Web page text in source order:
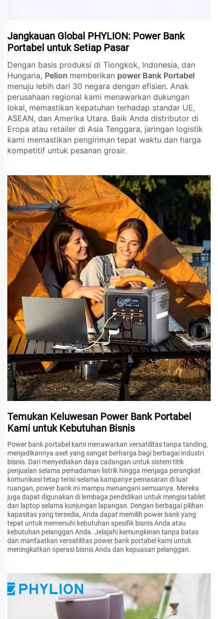
Jangkauan Global PHYLION: Power Bank
Portabel untuk Setiap Pasar
Dengan basis produksi di Tiongkok, Indonesia, dan
Hungaria, Pelion memberikan power Bank Portabel
menuju lebih dari 30 negara dengan efisien. Anak
perusahaan regional kami menawarkan dukungan
lokal, memastikan kepatuhan terhadap standar UE,
ASEAN, dan Amerika Utara. Baik Anda distributor di
Eropa atau retailer di Asia Tenggara, jaringan logistik
kami memastikan pengiriman tepat waktu dan harga
kompetitif untuk pesanan grosir.
Temukan Keluwesan Power Bank Portabel
Kami untuk Kebutuhan Bisnis
Power bank portabel kami menawarkan versatilitas tanpa tanding,
menjadikannya aset yang sangat berharga bagi berbagai industri
bisnis. Dari menyediakan daya cadangan untuk sistem titik
penjualan selama pemadaman listrik hingga menjaga perangkat
komunikasi tetap terisi selama kampanye pemasaran di luar
ruangan, power bank ini mampu menangani semuanya. Mereka
juga dapat digunakan di lembaga pendidikan untuk mengisi tablet
dan laptop selama kunjungan lapangan. Dengan berbagai pilihan
kapasitas yang tersedia, Anda dapat memilih power bank yang
tepat untuk memenuhi kebutuhan spesifik bisnis Anda atau
kebutuhan pelanggan Anda. Jelajahi kemungkinan tanpa batas
dan manfaatkan versatilitas power bank portabel kami untuk
meningkatkan operasi bisnis Anda dan kepuasan pelanggan.